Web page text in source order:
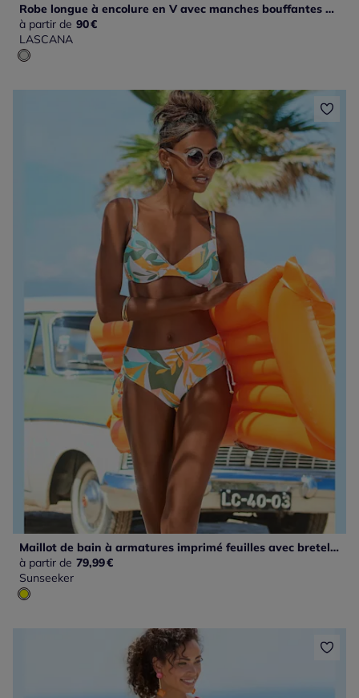
Robe longue à encolure en V avec manches bouffantes et empiècement smocké
à partir de 90€
LASCANA
Maillot de bain à armatures imprimé feuilles avec bretelles réglables
à partir de 79,99€
Sunseeker